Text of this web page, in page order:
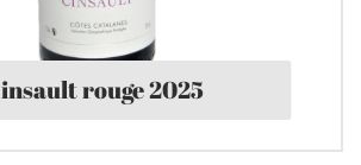
rouge 2025